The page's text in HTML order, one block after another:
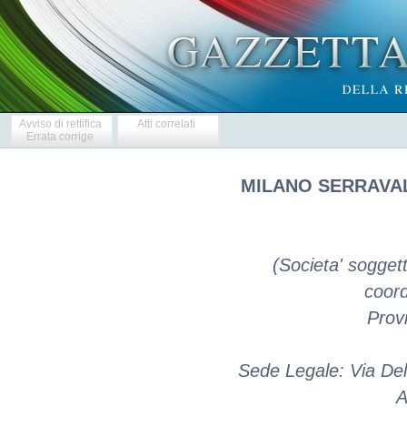
Avviso di rettifica
Errata corrige
Atti correlati
MILANO
(Societa'
Sede Legale: Via